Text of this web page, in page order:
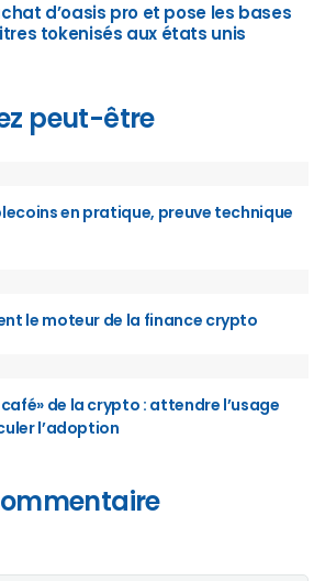
d’oasis pro et pose les bases
tokenisés aux états unis
peut-être
en pratique, preuve technique
le moteur de la finance crypto
de la crypto : attendre l’usage
l’adoption